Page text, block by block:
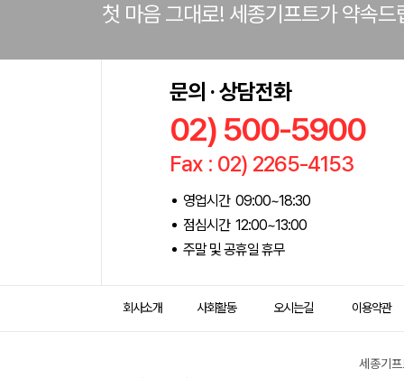
첫 마음 그대로! 세종기프트가 약속드
문의 · 상담전화
02) 500-5900
Fax : 02) 2265-4153
영업시간 09:00~18:30
점심시간 12:00~13:00
주말 및 공휴일 휴무
회사소개 사회활동 오시는길 이용약관
세종기